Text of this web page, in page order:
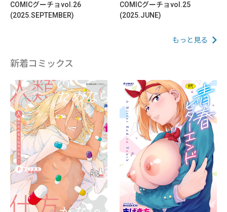
COMICグーチョvol.26
(2025.SEPTEMBER)
COMICグーチョvol.25
(2025.JUNE)
もっと見る
新着コミックス